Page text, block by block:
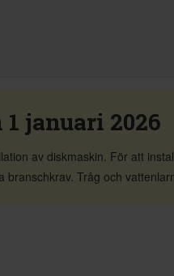
januari 2026
av diskmaskin. För att
Tråg och